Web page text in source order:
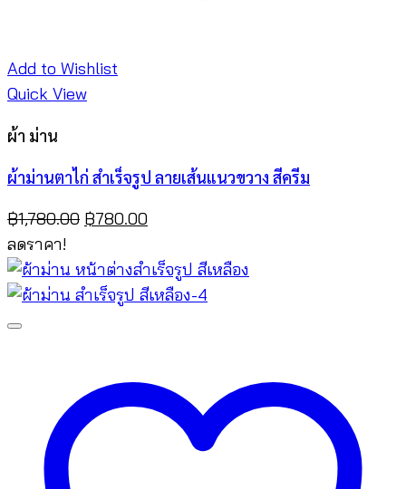
Add to Wishlist
Quick View
ผ้า ม่าน
ผ้าม่านตาไก่ สำเร็จรูป ลายเส้นแนวขวาง สีครีม
฿1,780.00 Original
was:
฿1,780.00.
฿780.00
is:
฿780.00.
ลดราคา!